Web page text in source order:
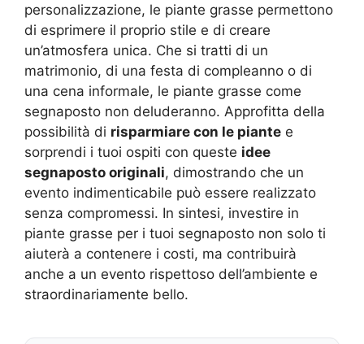
personalizzazione, le piante grasse permettono
di esprimere il proprio stile e di creare
un’atmosfera unica. Che si tratti di un
matrimonio, di una festa di compleanno o di
una cena informale, le piante grasse come
segnaposto non deluderanno. Approfitta della
possibilità di risparmiare con le piante e
sorprendi i tuoi ospiti con queste idee
segnaposto originali, dimostrando che un
evento indimenticabile può essere realizzato
senza compromessi. In sintesi, investire in
piante grasse per i tuoi segnaposto non solo ti
aiuterà a contenere i costi, ma contribuirà
anche a un evento rispettoso dell’ambiente e
straordinariamente bello.